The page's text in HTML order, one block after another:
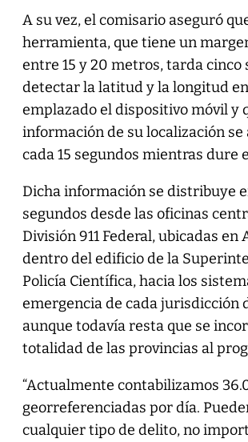
A su vez, el comisario aseguró
herramienta, que tiene un
entre 15 y 20 metros, tarda cinco
detectar la latitud y la longitud
emplazado el dispositivo móvil y
información de su localización se
cada 15 segundos mientras dure
Dicha información se distribuye
segundos desde las oficinas
División 911 Federal, ubicadas en
dentro del edificio de la
Policía Científica, hacia los
emergencia de cada jurisdicción
aunque todavía resta que se
totalidad de las provincias al
“Actualmente contabilizamos
georreferenciadas por día.
cualquier tipo de delito, no